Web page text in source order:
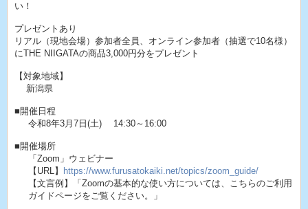
い！
プレゼントあり
リアル（現地会場）参加者全員、オンライン参加者（抽選で10名様）
にTHE NIIGATAの商品3,000円分をプレゼント
【対象地域】
新潟県
■開催日程
令和8年3月7日(土) 14:30～16:00
■開催場所
「Zoom」ウェビナー
【URL】
https://www.furusatokaiki.net/topics/zoom_guide/
【文言例】「Zoomの基本的な使い方については、こちらのご利用
ガイドページをご覧ください。」